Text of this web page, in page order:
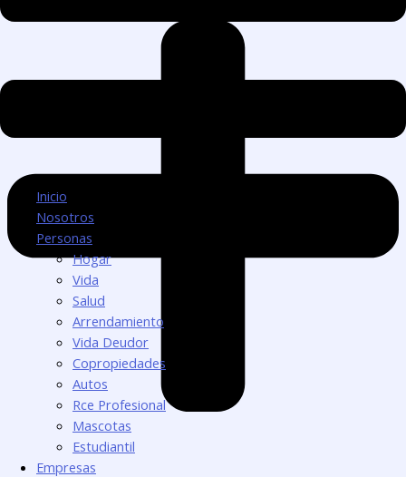
Inicio
Nosotros
Personas
Hogar
Vida
Salud
Arrendamiento
Vida Deudor
Copropiedades
Autos
Rce Profesional
Mascotas
Estudiantil
Empresas